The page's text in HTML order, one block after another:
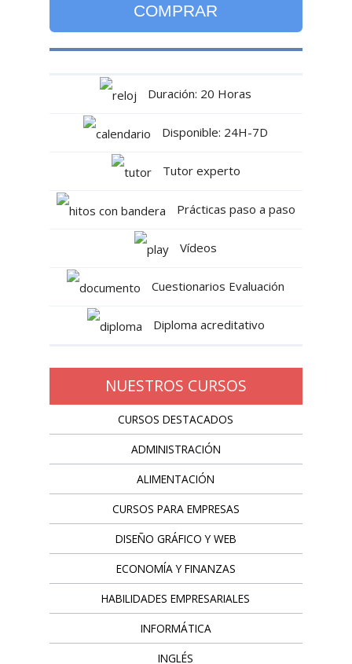
COMPRAR
Duración: 20 Horas
Disponible: 24H-7D
Tutor experto
Prácticas paso a paso
Vídeos
Cuestionarios Evaluación
Diploma acreditativo
NUESTROS CURSOS
CURSOS DESTACADOS
ADMINISTRACIÓN
ALIMENTACIÓN
CURSOS PARA EMPRESAS
DISEÑO GRÁFICO Y WEB
ECONOMÍA Y FINANZAS
HABILIDADES EMPRESARIALES
INFORMÁTICA
INGLÉS